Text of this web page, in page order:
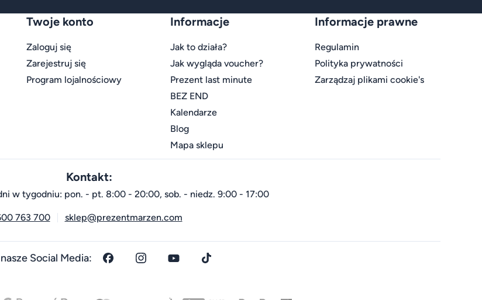
Twoje konto
Zaloguj się
Zarejestruj się
Program lojalnościowy
Informacje
Jak to działa?
Jak wygląda voucher?
Prezent last minute
BEZ END
Kalendarze
Blog
Mapa sklepu
Informacje prawne
Regulamin
Polityka prywatności
Zarządzaj plikami cookie's
Kontakt:
w tygodniu: pon. - pt. 8:00 - 20:00, sob. - niedz. 9:00 - 17:00
763 700 sklep@prezentmarzen.com
Social Media: